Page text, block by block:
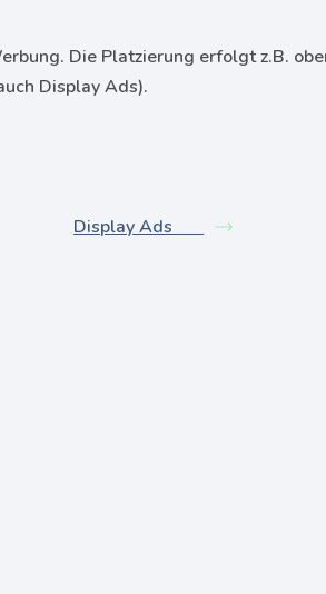
Die Platzierung erfolgt z.B.
Display Ads).
Display Ads